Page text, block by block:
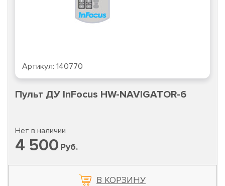
Артикул: 140770
Пульт ДУ InFocus HW-NAVIGATOR-6
Нет в наличии
4 500 Руб.
В КОРЗИНУ